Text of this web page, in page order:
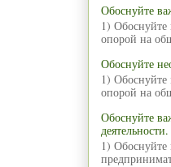
Обоснуйте
1)
опорой на
Обоснуйте
1)
опорой на
Обоснуйте
деятельности.
1)